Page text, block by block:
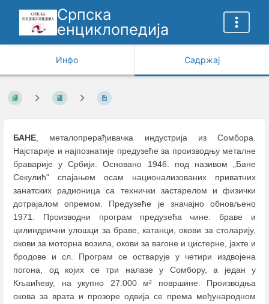
Српска
енциклопедија
Инфо Садржај
БАНЕ, металопрерађивачка индустрија из Сомбора.
Најстарије и најпознатије предузеће за производњу металне
браварије у Србији. Основано 1946. под називом „Бане
Секулић" спајањем осам национализованих приватних
занатских радионица са технички застарелом и физички
дотрајалом опремом. Предузеће је значајно обновљено
1971. Производни програм предузећа чине: браве и
цилиндрични улошци за браве, катанци, окови за столарију,
окови за моторна возила, окови за вагоне и цистерне, јахте и
бродове и сл. Програм се остварује у четири издвојена
погона, од којих се три налазе у Сомбору, а један у
Кљаићеву, на укупно 27.000 м² површине. Производња
окова за врата и прозоре одвија се према међународном